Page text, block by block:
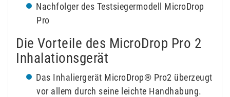
Nachfolger des Testsiegermodell MicroDrop
Pro
Die Vorteile des MicroDrop Pro 2
Inhalationsgerät
Das Inhaliergerät MicroDrop® Pro2 überzeugt
vor allem durch seine leichte Handhabung.